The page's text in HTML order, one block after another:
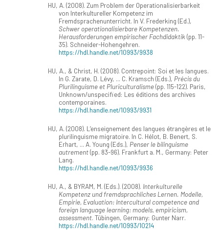
HU, A. (2008). Zum Problem der Operationalisierbarkeit
von Interkultureller Kompetenz im
Fremdsprachenunterricht. In V. Frederking (Ed.),
Schwer operationalisierbare Kompetenzen.
Herausforderungen empirischer Fachdidaktik(pp. 11-
35). Schneider-Hohengehren.
https://hdl.handle.net/10993/9938
HU, A., & Christ, H. (2008). Contrepoint: Soi et les langues.
In G. Zarate, D. Lévy, ... C. Kramsch (Eds.), Précis du
Plurilinguisme et Pluriculturalisme(pp. 115-122). Paris,
Unknown/unspecified: Les éditions des archives
contemporaines.
https://hdl.handle.net/10993/9931
HU, A. (2008). L’enseignement des langues étrangères et le
plurilinguisme migratoire. In C. Hélot, B. Benert, S.
Erhart, ... A. Young (Eds.), Penser le bilinguisme
autrement(pp. 83-96). Frankfurt a. M., Germany: Peter
Lang.
https://hdl.handle.net/10993/9936
HU, A., & BYRAM, M. (Eds.). (2008). Interkulturelle
Kompetenz und fremdsprachliches Lernen. Modelle,
Empirie, Evaluation: Intercultural competence and
foreign language learning: models, empiricism,
assessment. Tübingen, Germany: Gunter Narr.
https://hdl.handle.net/10993/10214